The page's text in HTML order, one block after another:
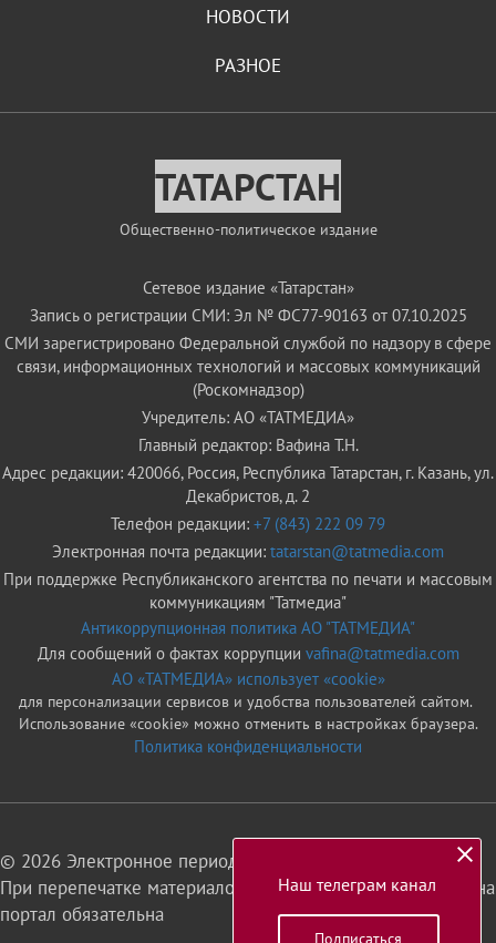
НОВОСТИ
РАЗНОЕ
ТАТАРСТАН
Общественно-политическое издание
Сетевое издание «Татарстан»
Запись о регистрации СМИ: Эл № ФС77-90163 от 07.10.2025
СМИ зарегистрировано Федеральной службой по надзору в сфере
связи, информационных технологий и массовых коммуникаций
(Роскомнадзор)
Учредитель: АО «ТАТМЕДИА»
Главный редактор: Вафина Т.Н.
Адрес редакции: 420066, Россия, Республика Татарстан, г. Казань, ул.
Декабристов, д. 2
Телефон редакции: +7 (843) 222 09 79
Электронная почта редакции: tatarstan@tatmedia.com
При поддержке Республиканского агентства по печати и массовым
коммуникациям "Татмедиа"
Антикоррупционная политика АО "ТАТМЕДИА"
Для сообщений о фактах коррупции vafina@tatmedia.com
АО «ТАТМЕДИА» использует «cookie»
для персонализации сервисов и удобства пользователей сайтом.
Использование «cookie» можно отменить в настройках браузера.
Политика конфиденциальности
© 2026 Электронное периодическое издание «Татарстан»
При перепечатке материалов или их фрагментов ссылка на
портал обязательна
Наш телеграм канал
Подписаться